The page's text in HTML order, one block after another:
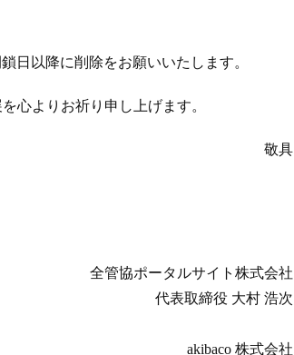
日以降に削除をお願いいたします。
心よりお祈り申し上げます。
敬具
全管協ポータルサイト株式会社
代表取締役 大村 浩次
akibaco 株式会社